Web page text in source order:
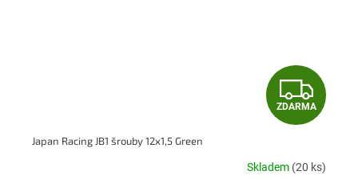
Z
D
A
ZDARMA
Japan Racing JB1 šrouby 12x1,5 Green
Skladem (20 ks)